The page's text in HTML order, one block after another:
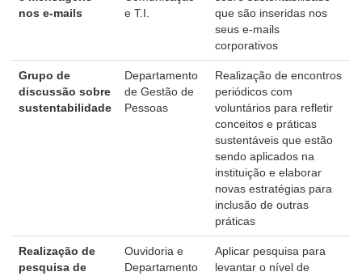
nos e-mails
e T.I.
que são inseridas nos
seus e-mails
corporativos
Grupo de
discussão sobre
sustentabilidade
Departamento
de Gestão de
Pessoas
Realização de encontros
periódicos com
voluntários para refletir
conceitos e práticas
sustentáveis que estão
sendo aplicados na
instituição e elaborar
novas estratégias para
inclusão de outras
práticas
Realização de
pesquisa de
Ouvidoria e
Departamento
Aplicar pesquisa para
levantar o nível de